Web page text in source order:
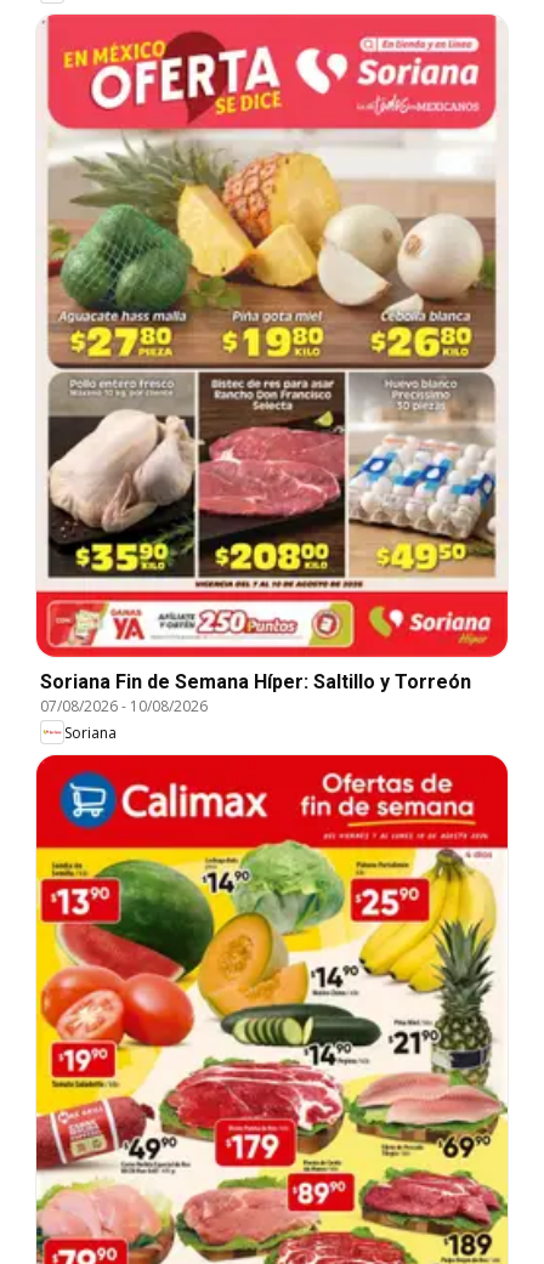
Soriana Fin de Semana Híper: Saltillo y Torreón
07/08/2026- 10/08/2026
Soriana